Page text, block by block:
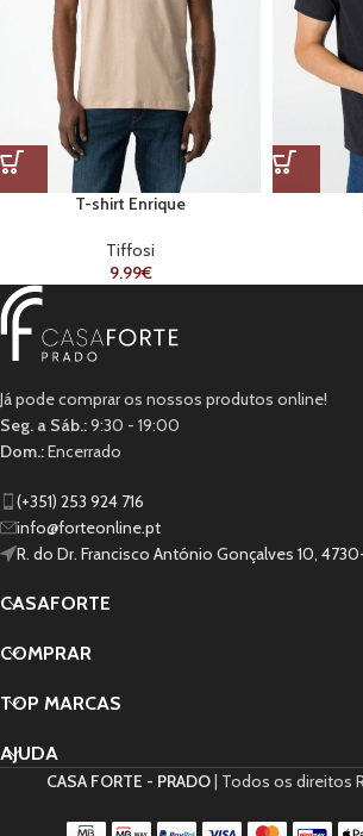
T-shirt Enrique
Tiffosi
9.99€
Já pode comprar os nossos produtos online!
Seg. a Sáb.:9:30 - 19:00
Dom.:Encerrado
(+351) 253 924 716
info@forteonline.pt
R. do Dr. Francisco António Gonçalves 10,
CASAFORTE
COMPRAR
TOP MARCAS
AJUDA
CASA FORTE - PRADO| Todos os direitos